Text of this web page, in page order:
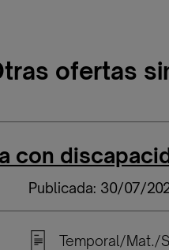
ofertas
con
Publicada: 30/07/